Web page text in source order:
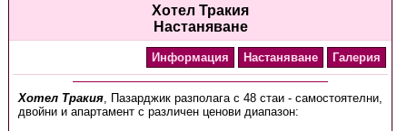
Хотел Тракия
Настаняване
Информация Настаняване Галерия
Хотел Тракия, Пазарджик разполага с 48 стаи - самостоятелни,
двойни и апартамент с различен ценови диапазон: